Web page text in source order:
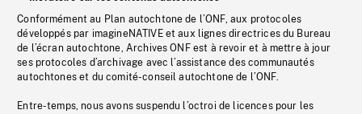
Conformément au Plan autochtone de l’ONF, aux protocoles
développés par imagineNATIVE et aux lignes directrices du Bureau
de l’écran autochtone, Archives ONF est à revoir et à mettre à jour
ses protocoles d’archivage avec l’assistance des communautés
autochtones et du comité-conseil autochtone de l’ONF.
Entre-temps, nous avons suspendu l’octroi de licences pour les